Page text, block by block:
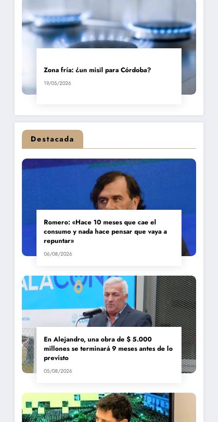
Zona fría: ¿un misil para Córdoba?
19/05/2026
Destacada
Romero: «Hace 10 meses que cae el
consumo y nada hace pensar que vaya a
repuntar»
06/08/2026
En Alejandro, una obra de $ 5.000
millones se terminará 9 meses antes de lo
previsto
05/08/2026